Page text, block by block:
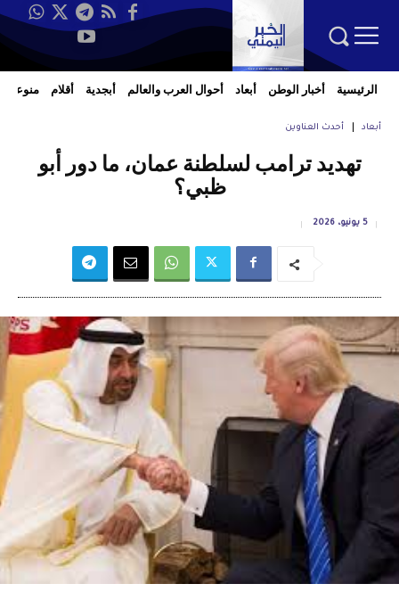
الرئيسية أخبار الوطن أبعاد أحوال العرب والعالم أبجدية أقلام منوعات
أبعاد أحدث العناوين
تهديد ترامب لسلطنة عمان، ما دور أبو
ظبي؟
5 يونيو، 2026